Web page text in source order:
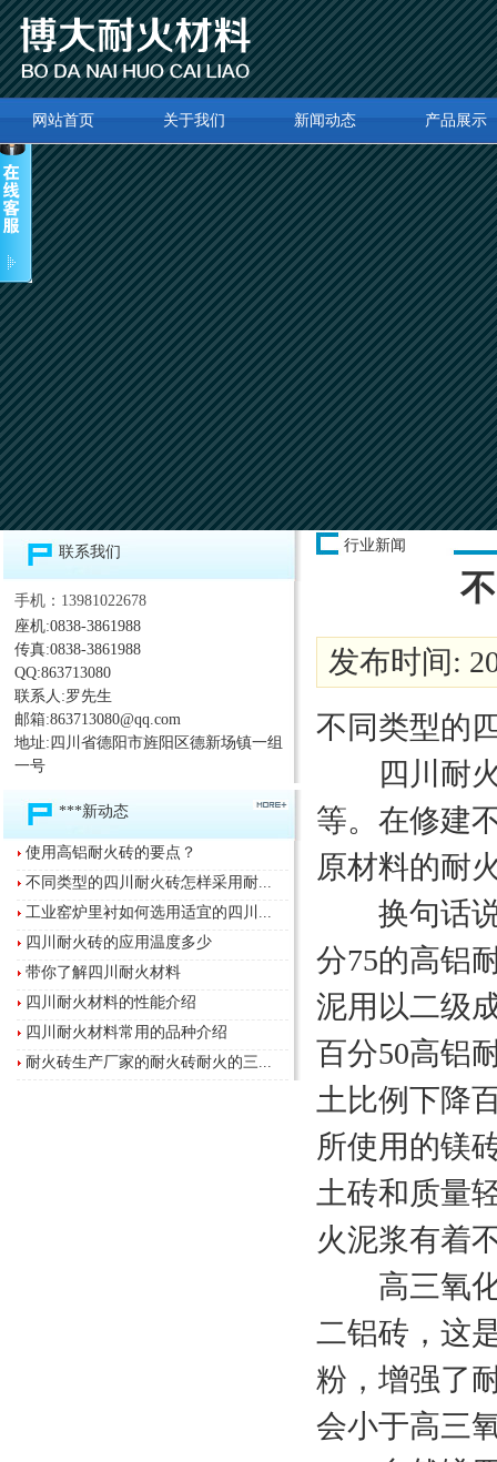
网站首页 关于我们 新闻动态 产品展示
联系我们
手机：13981022678
座机:0838-3861988
传真:0838-3861988
QQ:863713080
联系人:罗先生
邮箱:863713080@qq.com
地址:四川省德阳市旌阳区德新场镇一组
一号
***新动态
使用高铝耐火砖的要点？
不同类型的四川耐火砖怎样采用耐...
工业窑炉里衬如何选用适宜的四川...
四川耐火砖的应用温度多少
带你了解四川耐火材料
四川耐火材料的性能介绍
四川耐火材料常用的品种介绍
耐火砖生产厂家的耐火砖耐火的三...
行业新闻
发布时间:
不同类型的
四川耐火
等。在修建
原材料的耐
换句话说
分75的高铝
泥用以二级
百分50高铝
土比例下降
所使用的镁
土砖和质量
火泥浆有着
高三氧化
二铝砖，这
粉，增强了
会小于高三